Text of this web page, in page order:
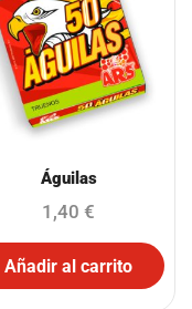
Águilas
1,40 €
Añadir al carrito